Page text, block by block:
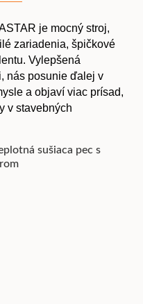
je mocný stroj,
zariadenia, špičkové
Vylepšená
nás posunie ďalej v
a objaví viac prísad,
v stavebných